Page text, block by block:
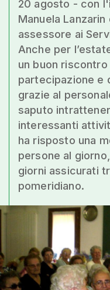
20 agosto - con
Manuela
assessore ai
Anche per
un buon
partecipazione e
grazie al
saputo
interessanti
ha risposto una
persone al
giorni assicurati
pomeridiano.